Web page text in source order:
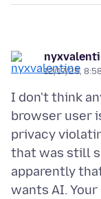
12/17/25, 8:58
I don't think
browser user
privacy
that was still
apparently
wants AI.